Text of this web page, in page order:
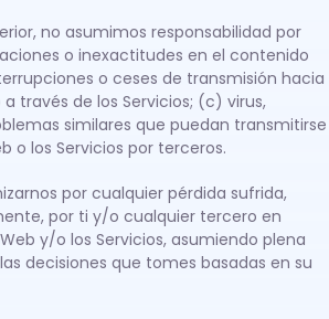
no asumimos responsabilidad por
o inexactitudes en el contenido
o ceses de transmisión hacia
través de los Servicios; (c) virus,
similares que puedan transmitirse
o los Servicios por terceros.
por cualquier pérdida sufrida,
por ti y/o cualquier tercero en
y/o los Servicios, asumiendo plena
decisiones que tomes basadas en su